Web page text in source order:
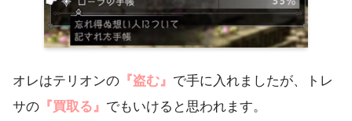
オレはテリオンの 『盗む』 で手に入れましたが、トレ
サの 『買取る』 でもいけると思われます。